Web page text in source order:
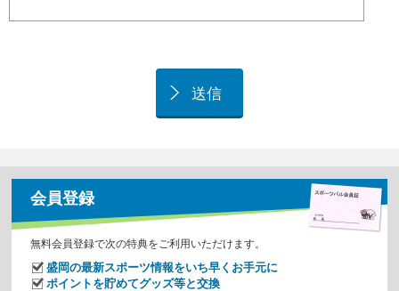
会員登録
無料会員登録で次の特典をご利用いただけます。
盛岡の最新スポーツ情報をいち早くお手元に
ポイントを貯めてグッズ等と交換